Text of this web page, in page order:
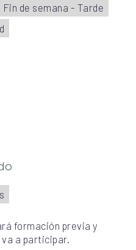
Fin de semana - Tarde
formación previa y
a participar.